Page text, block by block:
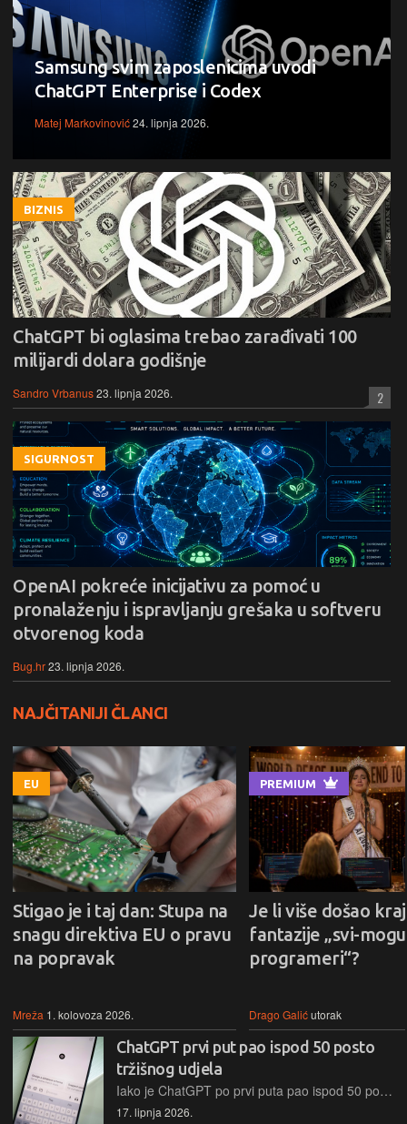
Samsung svim zaposlenicima uvodi
ChatGPT Enterprise i Codex
Matej Markovinović24. lipnja 2026.
BIZNIS
ChatGPT bi oglasima trebao zarađivati 100
milijardi dolara godišnje
Sandro Vrbanus23. lipnja 2026. 2
SIGURNOST
OpenAI pokreće inicijativu za pomoć u
pronalaženju i ispravljanju grešaka u softveru
otvorenog koda
Bug.hr23. lipnja 2026.
NAJČITANIJI ČLANCI
EU
Stigao je i taj dan: Stupa na
snagu direktiva EU o pravu
na popravak
Mreža 1. kolovoza 2026.
PREMIUM
Je li više došao kraj
fantazije „svi-
programeri“?
Drago Galićutorak
ChatGPT prvi put pao ispod 50 posto
tržišnog udjela
Iako je ChatGPT po prvi puta pao ispod 50 posto tržišnog udjela i dalje je globalno najpopularniji AI chatbot
17. lipnja 2026.